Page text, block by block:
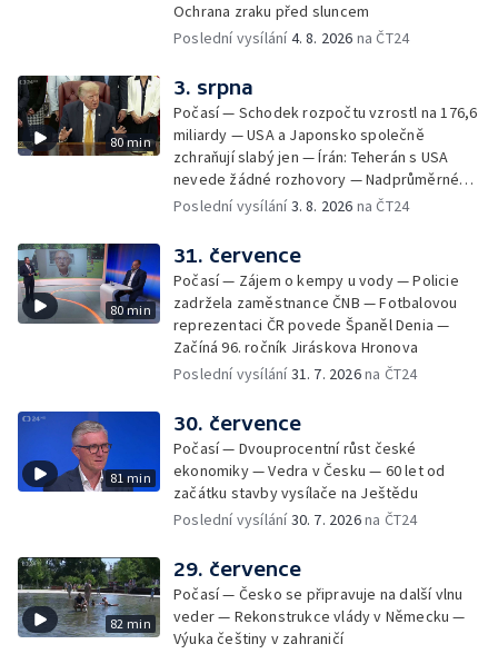
Ochrana zraku před sluncem
Poslední vysílání4. 8. 2026 na ČT24
80 min
3. srpna
Počasí — Schodek rozpočtu vzrostl na 176,6
miliardy — USA a Japonsko společně
zchraňují slabý jen — Írán: Teherán s USA
nevede žádné rozhovory — Nadprůměrné
množství vos v Česku
Poslední vysílání3. 8. 2026 na ČT24
80 min
31. července
Počasí — Zájem o kempy u vody — Policie
zadržela zaměstnance ČNB — Fotbalovou
reprezentaci ČR povede Španěl Denia —
Začíná 96. ročník Jiráskova Hronova
Poslední vysílání31. 7. 2026na ČT24
81 min
30. července
Počasí — Dvouprocentní růst české
ekonomiky — Vedra v Česku — 60 let od
začátku stavby vysílače na Ještědu
Poslední vysílání30. 7. 2026na ČT24
82 min
29. července
Počasí — Česko se připravuje na další vlnu
veder — Rekonstrukce vlády v Německu —
Výuka češtiny v zahraničí